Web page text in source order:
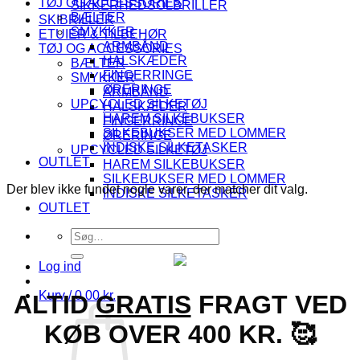
SIKKERHEDSOLBRILLER
SKIBRILLER
ETUIER & TILBEHØR
TØJ OG ACCESSORIES
BÆLTER
SMYKKER
ARMBÅND
HALSKÆDER
FINGERRINGE
ØRERINGE
UPCYCLED SILKETØJ
HAREM SILKEBUKSER
SILKEBUKSER MED LOMMER
INDISKE SILKETASKER
OUTLET
Søg
efter:
Log ind
Kurv /0.00kr.
TØJ OG ACCESSORIES
BÆLTER
SMYKKER
ARMBÅND
HALSKÆDER
FINGERRINGE
ØRERINGE
UPCYCLED SILKETØJ
HAREM SILKEBUKSER
SILKEBUKSER MED LOMMER
INDISKE SILKETASKER
OUTLET
Der blev ikke fundet nogle varer, der matcher dit valg.
ALTIDGRATIS FRAGT VED
KØB OVER 400 KR. 🥰